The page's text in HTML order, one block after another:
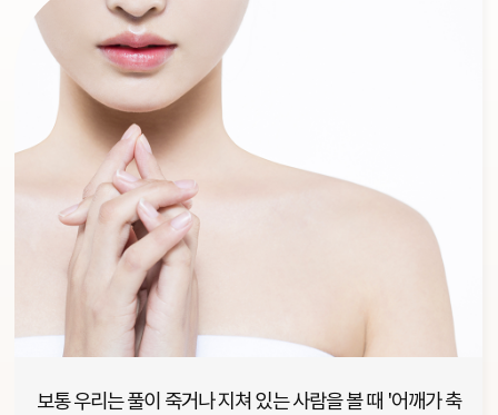
보통 우리는 풀이 죽거나 지쳐 있는 사람을 볼 때 '어깨가 축